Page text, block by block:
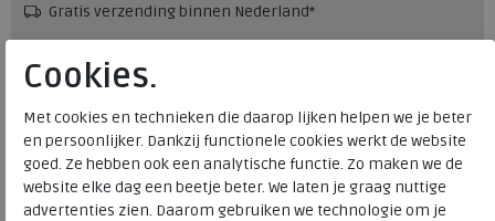
Gratis verzending binnen Nederland*
Altijd retourneren, binnen 1 werkdag terugbetaald
Merk
Warmbat
Fabrikantcode
WLW321099-43
Bestelcode
560.01.113866
Cookies.
Met cookies en technieken die daarop lijken helpen we je beter
en persoonlijker. Dankzij functionele cookies werkt de website
goed. Ze hebben ook een analytische functie. Zo maken we de
website elke dag een beetje beter. We laten je graag nuttige
advertenties zien. Daarom gebruiken we technologie om je